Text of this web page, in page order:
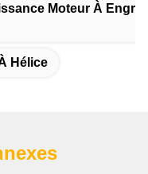
Moteur À
Hélice